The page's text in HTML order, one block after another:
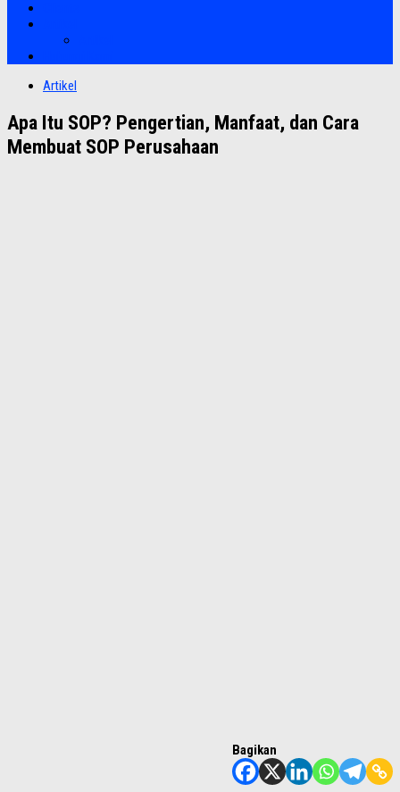
Artikel
Apa Itu SOP? Pengertian, Manfaat, dan Cara
Membuat SOP Perusahaan
Bagikan